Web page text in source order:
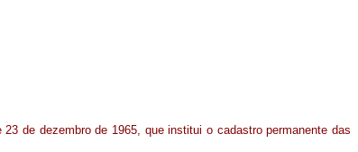
de dezembro de 1965, que institui o cadastro permanente das